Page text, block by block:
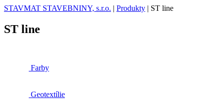
STAVMAT STAVEBNINY, s.r.o. | Produkty | ST line
ST line
Farby
Geotextílie